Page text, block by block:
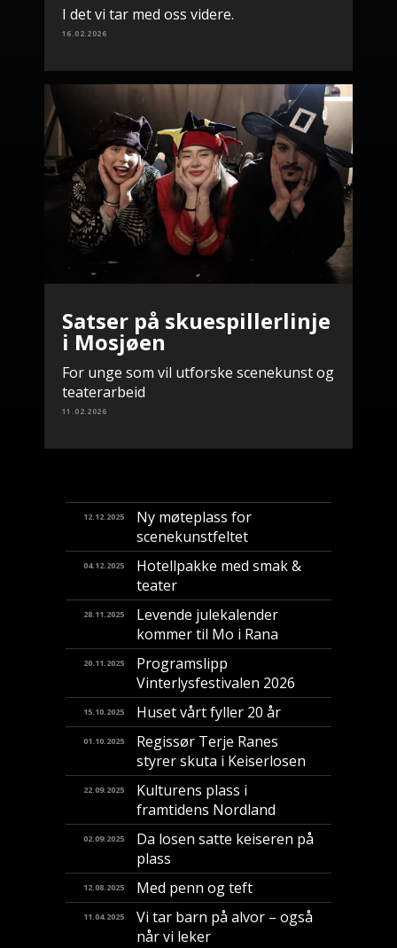
I det vi tar med oss videre.
16.02.2026
Satser på skuespillerlinje
i Mosjøen
For unge som vil utforske scenekunst og
teaterarbeid
11.02.2026
12.12.2025
Ny møteplass for
scenekunstfeltet
04.12.2025
Hotellpakke med smak &
teater
28.11.2025
Levende julekalender
kommer til Mo i Rana
20.11.2025
Programslipp
Vinterlysfestivalen 2026
15.10.2025 Huset vårt fyller 20 år
01.10.2025
Regissør Terje Ranes
styrer skuta i Keiserlosen
22.09.2025
Kulturens plass i
framtidens Nordland
02.09.2025
Da losen satte keiseren på
plass
12.08.2025 Med penn og teft
11.04.2025
Vi tar barn på alvor – også
når vi leker